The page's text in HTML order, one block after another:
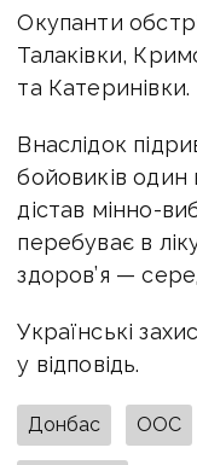
Окупанти
Талаківки,
та Катеринівки.
Внаслідок
бойовиків
дістав мінно-
перебуває в
здоров’я —
Українські
у відповідь.
Донбас ООС